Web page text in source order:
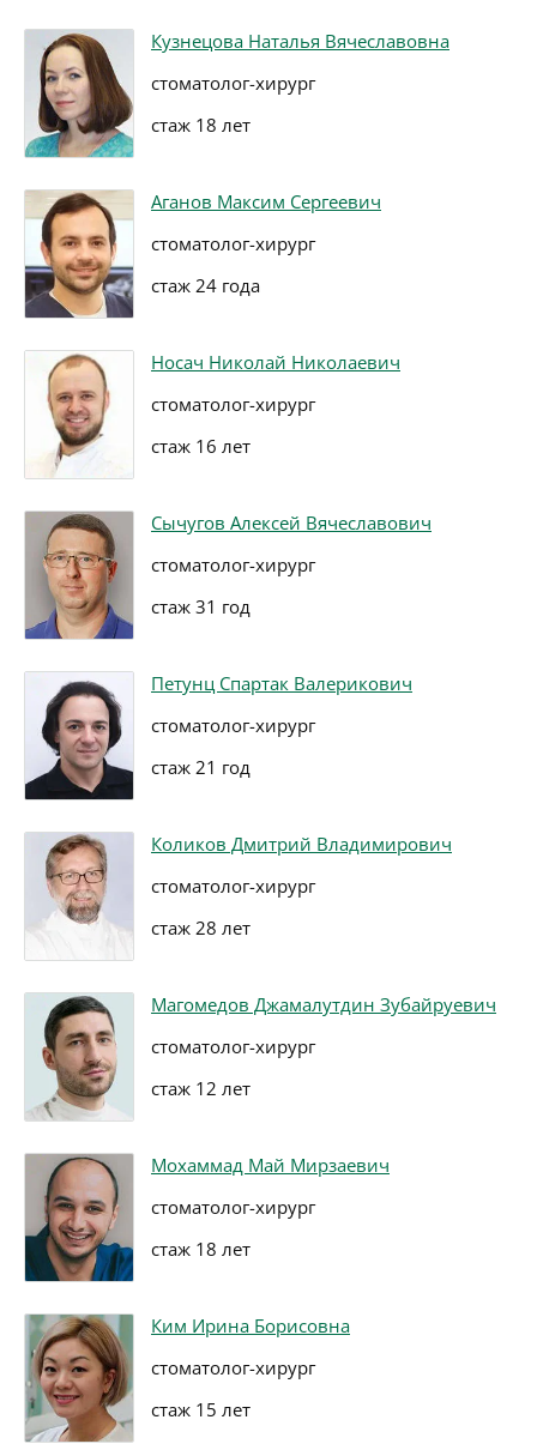
Кузнецова Наталья Вячеславовна
стоматолог-хирург
стаж 18 лет
Аганов Максим Сергеевич
стоматолог-хирург
стаж 24 года
Носач Николай Николаевич
стоматолог-хирург
стаж 16 лет
Сычугов Алексей Вячеславович
стоматолог-хирург
стаж 31 год
Петунц Спартак Валерикович
стоматолог-хирург
стаж 21 год
Коликов Дмитрий Владимирович
стоматолог-хирург
стаж 28 лет
Магомедов Джамалутдин Зубайруевич
стоматолог-хирург
стаж 12 лет
Мохаммад Май Мирзаевич
стоматолог-хирург
стаж 18 лет
Ким Ирина Борисовна
стоматолог-хирург
стаж 15 лет